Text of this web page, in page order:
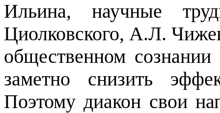
Ильина, научные
Циолковского, А.Л.
общественном
заметно снизить
Поэтому диакон свои